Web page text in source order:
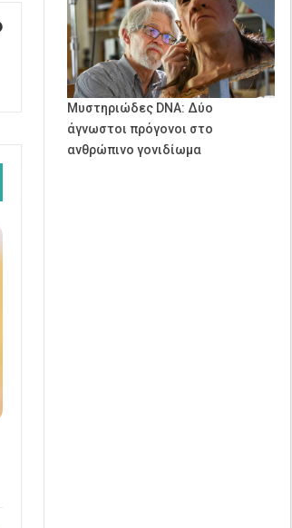
Μυστηριώδες DNA: Δύο
άγνωστοι πρόγονοι στο
ανθρώπινο γονιδίωμα